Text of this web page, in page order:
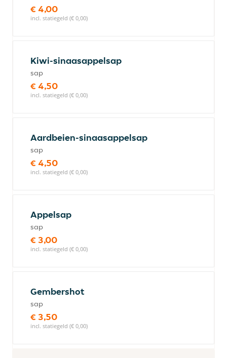
€ 4,00
incl. statiegeld (€ 0,00)
Kiwi-sinaasappelsap
sap
€ 4,50
incl. statiegeld (€ 0,00)
Aardbeien-sinaasappelsap
sap
€ 4,50
incl. statiegeld (€ 0,00)
Appelsap
sap
€ 3,00
incl. statiegeld (€ 0,00)
Gembershot
sap
€ 3,50
incl. statiegeld (€ 0,00)